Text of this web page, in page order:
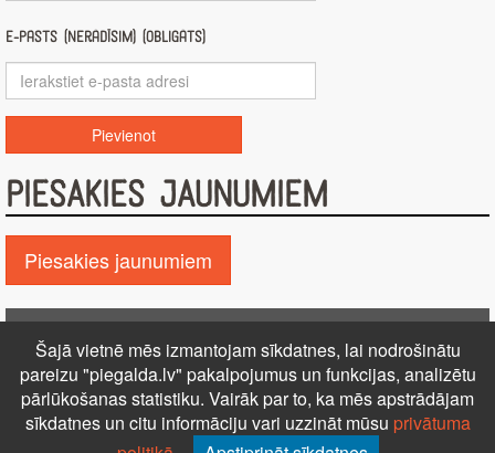
E-pasts (nerādīsim) (obligāts)
PIESAKIES JAUNUMIEM
Piesakies jaunumiem
Kontakti Reklāma Par mums
Autortiesības
PRIVĀTUMA POLITIKA
NOTEIKUMI – DISTANCES
LĪGUMS
Uz augšu ↑
Šajā vietnē mēs izmantojam sīkdatnes, lai nodrošinātu
pareizu "piegalda.lv" pakalpojumus un funkcijas, analizētu
pārlūkošanas statistiku. Vairāk par to, ka mēs apstrādājam
sīkdatnes un citu informāciju vari uzzināt mūsu privātuma